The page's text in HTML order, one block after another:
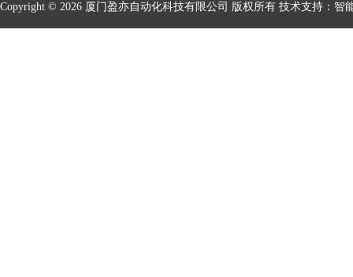
Copyright © 2026 厦门盈亦自动化科技有限公司 版权所有 技术支持： 智